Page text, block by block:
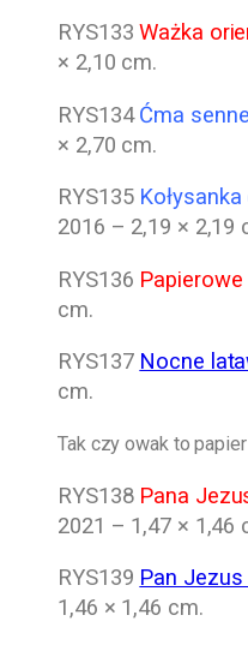
RYS133Ważka
× 2,10 cm.
RYS134Ćma
× 2,70 cm.
RYS135
2016 – 2,19 × 2,19
RYS136 Papierowe
cm.
RYS137 Nocne
cm.
Tak czy owak to
RYS138 Pana
2021 – 1,47 × 1,46
RYS139 Pan
1,46 × 1,46 cm.